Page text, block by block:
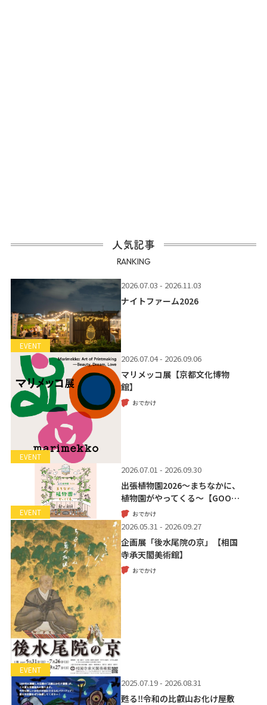
人気記事
RANKING
EVENT
2026.07.03 - 2026.11.03
ナイトファーム2026
EVENT
2026.07.04 - 2026.09.06
マリメッコ展【京都文化博物
館】
おでかけ
EVENT
2026.07.01 - 2026.09.30
出張植物園2026～まちなかに、
植物園がやってくる～【GOO…
おでかけ
EVENT
2026.05.31 - 2026.09.27
企画展「後水尾院の京」【相国
寺承天閣美術館】
おでかけ
2025.07.19 - 2026.08.31
甦る‼令和の比叡山お化け屋敷